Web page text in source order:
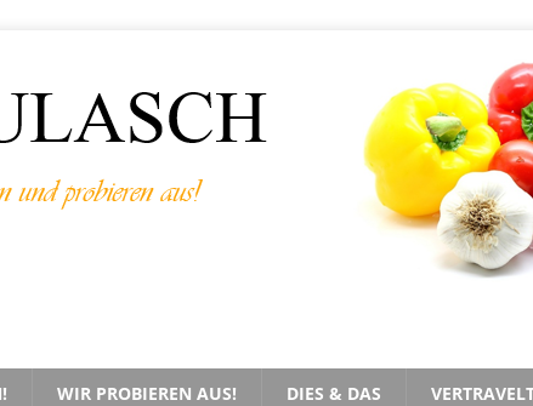
WIR PROBIEREN AUS! DIES & DAS